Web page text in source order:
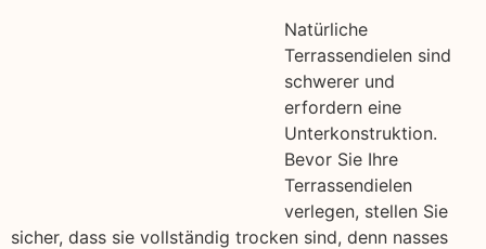
Natürliche
Terrassendielen sind
schwerer und
erfordern eine
Unterkonstruktion.
Bevor Sie Ihre
Terrassendielen
verlegen, stellen Sie
sicher, dass sie vollständig trocken sind, denn nasses